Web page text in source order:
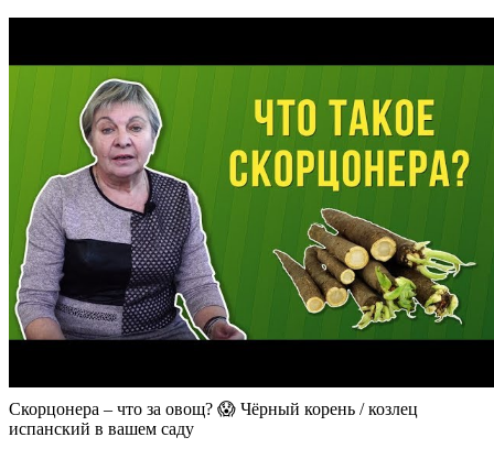
Скорцонера – что за овощ? 😱 Чёрный корень / козлец
испанский в вашем саду